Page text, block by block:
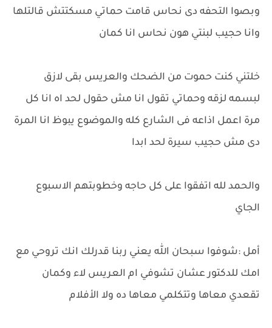
وبصوا التحفه دى نحاس قامت حماتي مسكتتش قالتلها
وانا حجيب لبنتي هون نحاس انا كمان
خلتني كنت حموت من الضحك والعريس بقى لازق
لبسمه لزقه وحماتي تقول انا مش حقول لحد اه انا كل
مرة اعمل اذاعه فى الشارع كله والموضوع يبوظ انا المرة
دى مش حجيب سيرة لحد ابدا
والحمد لله اتفقوا على كل حاجه وخطوبتهم الاسبوع
الجاي
أمل :شوفوا سبحان الله يعني ربنا قدرلك انك تروحي مع
امك للدكتور عشان تشوفي ام العريس لاء وكمان
تقعدي معاها وتتكلمي معاها ده ولا الأفلام